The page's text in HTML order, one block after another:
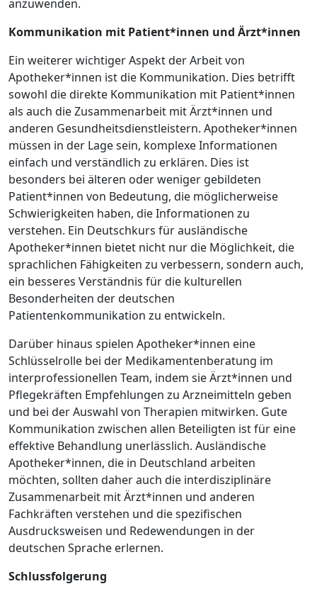
anzuwenden.
Kommunikation mit Patient*innen und Ärzt*innen
Ein weiterer wichtiger Aspekt der Arbeit von
Apotheker*innen ist die Kommunikation. Dies betrifft
sowohl die direkte Kommunikation mit Patient*innen
als auch die Zusammenarbeit mit Ärzt*innen und
anderen Gesundheitsdienstleistern. Apotheker*innen
müssen in der Lage sein, komplexe Informationen
einfach und verständlich zu erklären. Dies ist
besonders bei älteren oder weniger gebildeten
Patient*innen von Bedeutung, die möglicherweise
Schwierigkeiten haben, die Informationen zu
verstehen. Ein Deutschkurs für ausländische
Apotheker*innen bietet nicht nur die Möglichkeit, die
sprachlichen Fähigkeiten zu verbessern, sondern auch,
ein besseres Verständnis für die kulturellen
Besonderheiten der deutschen
Patientenkommunikation zu entwickeln.
Darüber hinaus spielen Apotheker*innen eine
Schlüsselrolle bei der Medikamentenberatung im
interprofessionellen Team, indem sie Ärzt*innen und
Pflegekräften Empfehlungen zu Arzneimitteln geben
und bei der Auswahl von Therapien mitwirken. Gute
Kommunikation zwischen allen Beteiligten ist für eine
effektive Behandlung unerlässlich. Ausländische
Apotheker*innen, die in Deutschland arbeiten
möchten, sollten daher auch die interdisziplinäre
Zusammenarbeit mit Ärzt*innen und anderen
Fachkräften verstehen und die spezifischen
Ausdrucksweisen und Redewendungen in der
deutschen Sprache erlernen.
Schlussfolgerung